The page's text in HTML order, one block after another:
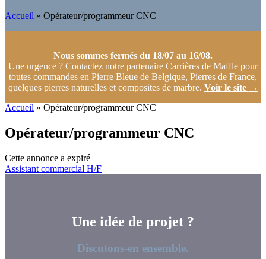
Accueil » Opérateur/programmeur CNC
Nous sommes fermés du 18/07 au 16/08.
Une urgence ? Contactez notre partenaire Carrières de Maffle pour
toutes commandes en Pierre Bleue de Belgique, Pierres de France,
quelques pierres naturelles et composites de marbre. Voir le site →
Accueil » Opérateur/programmeur CNC
Opérateur/programmeur CNC
Cette annonce a expiré
Navigation
Assistant commercial H/F
Une idée de projet ?
Discutons-en ensemble.